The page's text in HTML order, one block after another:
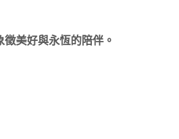
美好與永恆的陪伴。